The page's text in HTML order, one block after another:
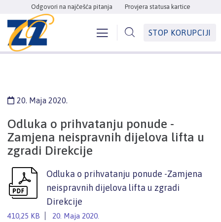
Odgovori na najčešća pitanja Provjera statusa kartice
STOP KORUPCIJI
20. Maja 2020.
Odluka o prihvatanju ponude -
Zamjena neispravnih dijelova lifta u
zgradi Direkcije
Odluka o prihvatanju ponude -Zamjena
neispravnih dijelova lifta u zgradi
Direkcije
410,25 KB 20. Maja 2020.